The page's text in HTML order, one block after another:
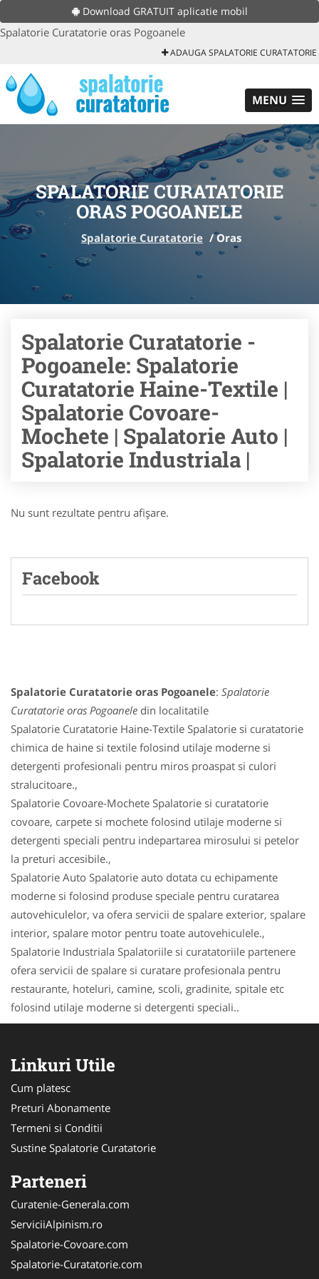
Download GRATUIT aplicatie mobil
Spalatorie Curatatorie oras Pogoanele
ADAUGA SPALATORIE CURATATORIE
MENU
SPALATORIE CURATATORIE
ORAS POGOANELE
Spalatorie Curatatorie /Oras
Spalatorie Curatatorie -
Pogoanele: Spalatorie
Curatatorie Haine-Textile |
Spalatorie Covoare-
Mochete | Spalatorie Auto |
Spalatorie Industriala |
Nu sunt rezultate pentru afişare.
Facebook
Spalatorie Curatatorie oras Pogoanele: Spalatorie
Curatatorie oras Pogoanele din localitatile
Spalatorie Curatatorie Haine-Textile Spalatorie si curatatorie
chimica de haine si textile folosind utilaje moderne si
detergenti profesionali pentru miros proaspat si culori
stralucitoare.,
Spalatorie Covoare-Mochete Spalatorie si curatatorie
covoare, carpete si mochete folosind utilaje moderne si
detergenti speciali pentru indepartarea mirosului si petelor
la preturi accesibile.,
Spalatorie Auto Spalatorie auto dotata cu echipamente
moderne si folosind produse speciale pentru curatarea
autovehiculelor, va ofera servicii de spalare exterior, spalare
interior, spalare motor pentru toate autovehiculele.,
Spalatorie Industriala Spalatoriile si curatatoriile partenere
ofera servicii de spalare si curatare profesionala pentru
restaurante, hoteluri, camine, scoli, gradinite, spitale etc
folosind utilaje moderne si detergenti speciali..
Linkuri Utile
Cum platesc
Preturi Abonamente
Termeni si Conditii
Sustine Spalatorie Curatatorie
Parteneri
Curatenie-Generala.com
ServiciiAlpinism.ro
Spalatorie-Covoare.com
Spalatorie-Curatatorie.com